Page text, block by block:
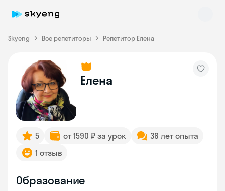
Skyeng Все репетиторы Репетитор Елена
Елена
5 от 1590 ₽ за урок
36 лет опыта
1 отзыв
Образование
Skyeng Chat
online